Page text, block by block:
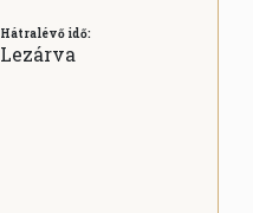
Hátralévő idő:
Lezárva